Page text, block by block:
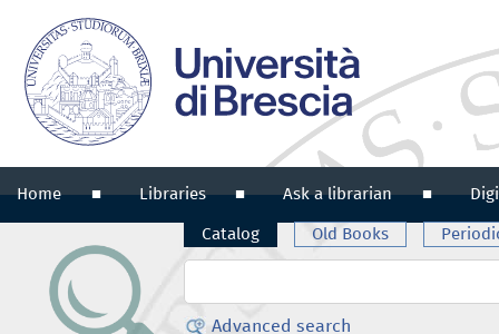
Home Libraries Ask a librarian
Catalog Old Books
Cerca su "Catalog"
Advanced search